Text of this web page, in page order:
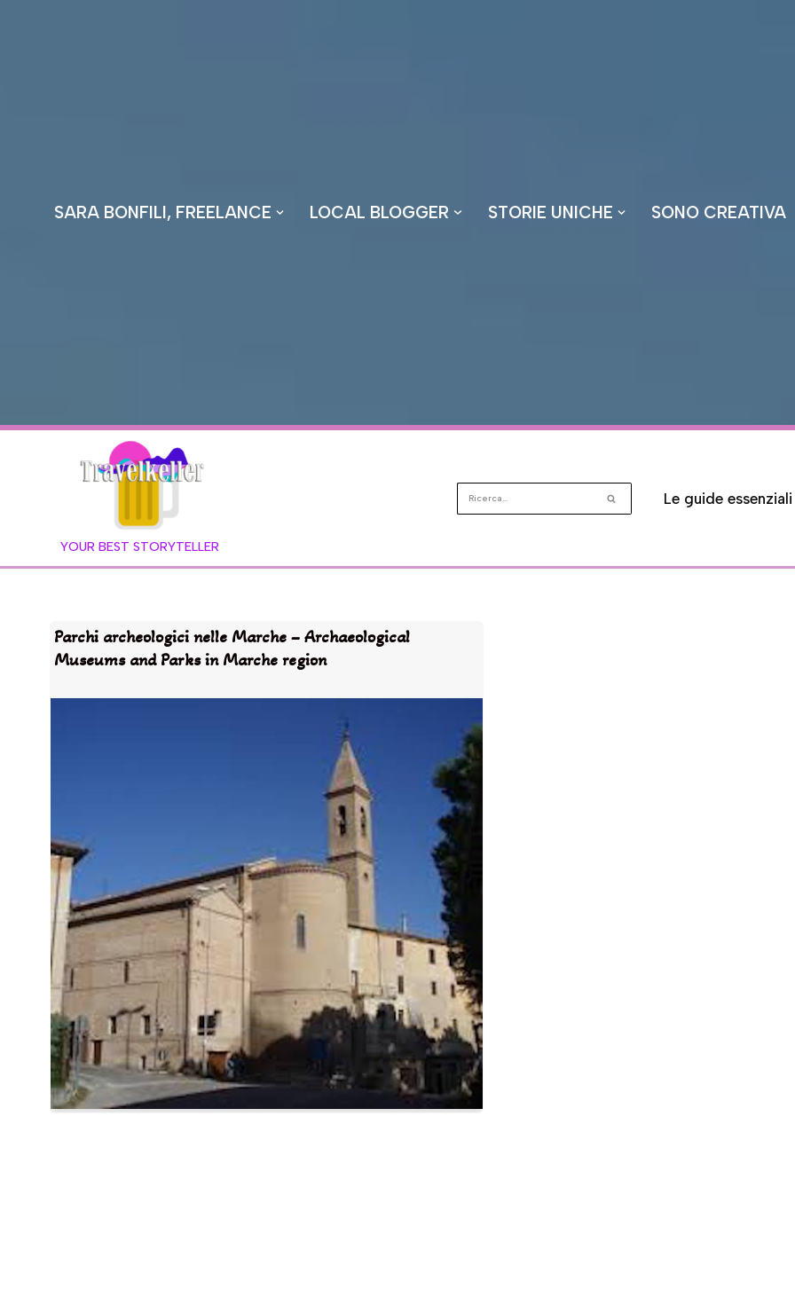
SARA BONFILI, FREELANCE LOCAL BLOGGER STORIE UNICHE SONO CREATIVA
YOUR BEST STORYTELLER
Le guide
Parchi archeologici nelle Marche – Archaeological
Museums and Parks in Marche region